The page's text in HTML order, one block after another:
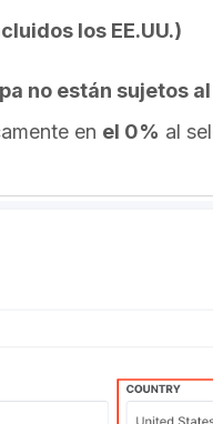
los EE.UU.)
no están sujetos al
en el 0% al